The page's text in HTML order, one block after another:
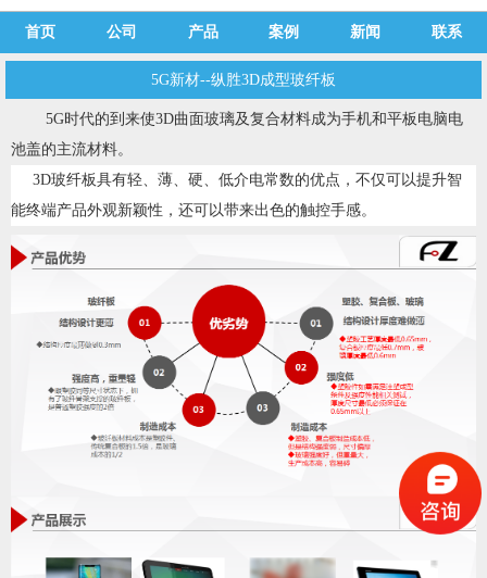
首页 公司 产品 案例 新闻 联系
5G新材--纵胜3D成型玻纤板
5G时代的到来使3D曲面玻璃及复合材料成为手机和平板电脑电
池盖的主流材料。
3D玻纤板具有轻、薄、硬、低介电常数的优点，不仅可以提升智
能终端产品外观新颖性，还可以带来出色的触控手感。